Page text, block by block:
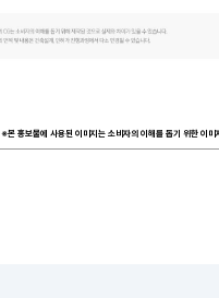
※본 홍보물에 사용된 이미지는 소비자의 이해를 돕기 위한 이미